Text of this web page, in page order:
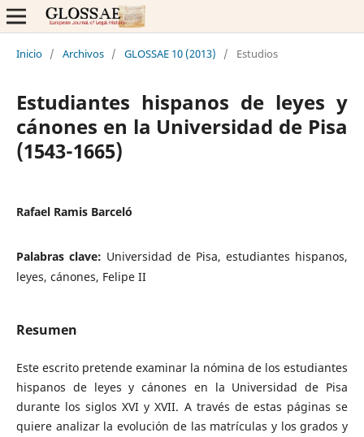
Inicio / Archivos / GLOSSAE 10 (2013) / Estudios
Estudiantes hispanos de leyes y
cánones en la Universidad de Pisa
(1543-1665)
Rafael Ramis Barceló
Palabras clave: Universidad de Pisa, estudiantes hispanos,
leyes, cánones, Felipe II
Resumen
Este escrito pretende examinar la nómina de los estudiantes
hispanos de leyes y cánones en la Universidad de Pisa
durante los siglos XVI y XVII. A través de estas páginas se
quiere analizar la evolución de las matrículas y los grados y